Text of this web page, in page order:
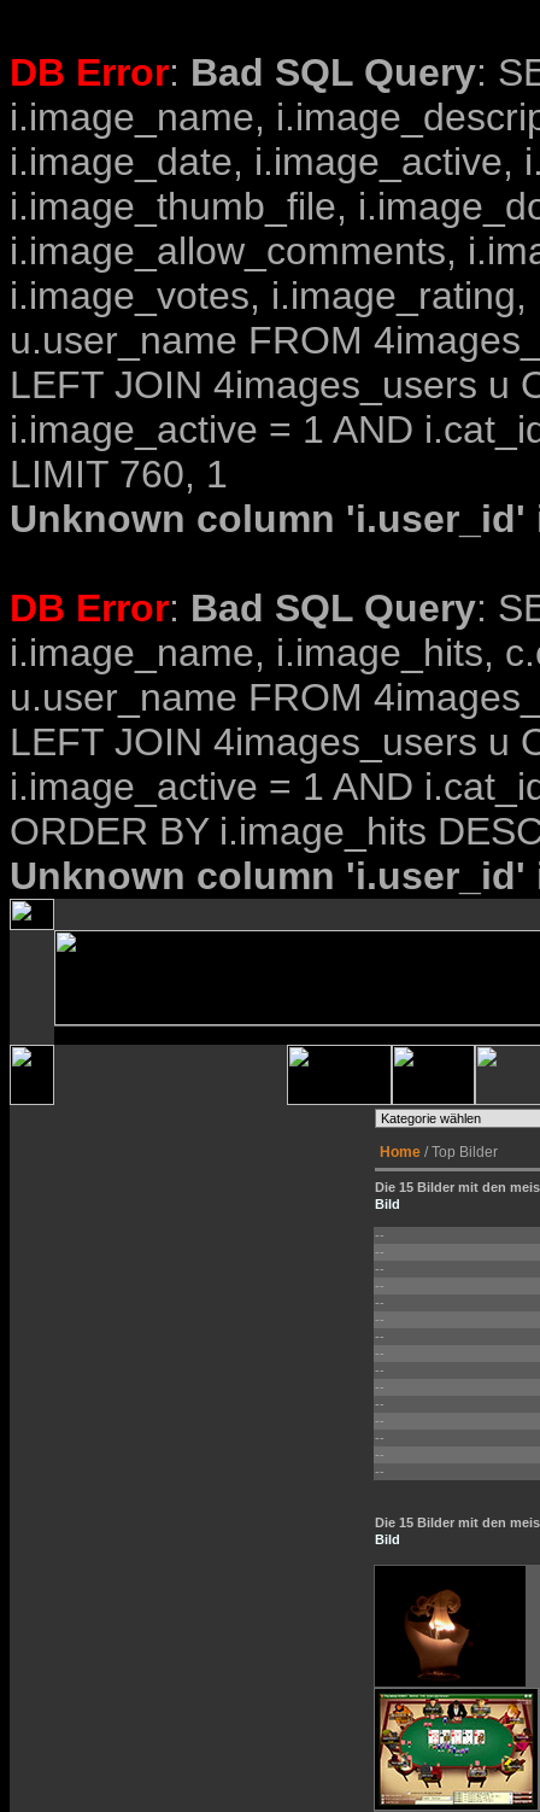
DB Error: Bad SQL Query:
i.image_name,
i.image_date, i.image_active,
i.image_thumb_file,
i.image_allow_comments,
i.image_votes,
u.user_name FROM
LEFT JOIN 4images_users u
i.image_active = 1 AND
LIMIT 760, 1
Unknown column
DB Error: Bad SQL Query:
i.image_name, i.image_hits,
u.user_name FROM
LEFT JOIN 4images_users u
i.image_active = 1 AND
ORDER BY i.image_hits
Unknown column
Home / Top Bilder
Die 15 Bilder mit den
Bild
--
--
--
--
--
--
--
--
--
--
--
--
--
--
--
Die 15 Bilder mit den
Bild